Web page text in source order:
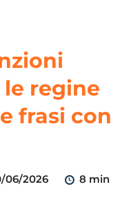
regine
frasi con
06/2026 8 min